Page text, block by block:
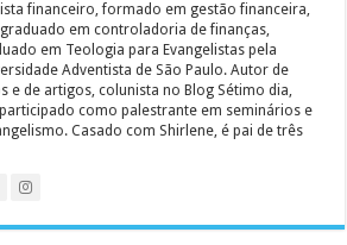
financeiro, formado em gestão financeira,
em controladoria de finanças,
em Teologia para Evangelistas pela
Adventista de São Paulo. Autor de
e de artigos, colunista no Blog Sétimo dia,
participado como palestrante em seminários e
Casado com Shirlene, é pai de três